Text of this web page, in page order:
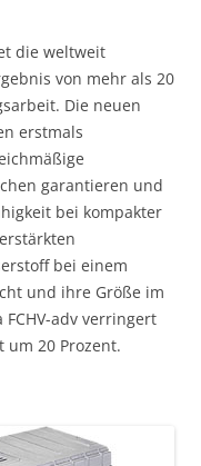
die weltweit
von mehr als 20
Die neuen
erstmals
garantieren und
bei kompakter
bei einem
und ihre Größe im
adv verringert
20 Prozent.